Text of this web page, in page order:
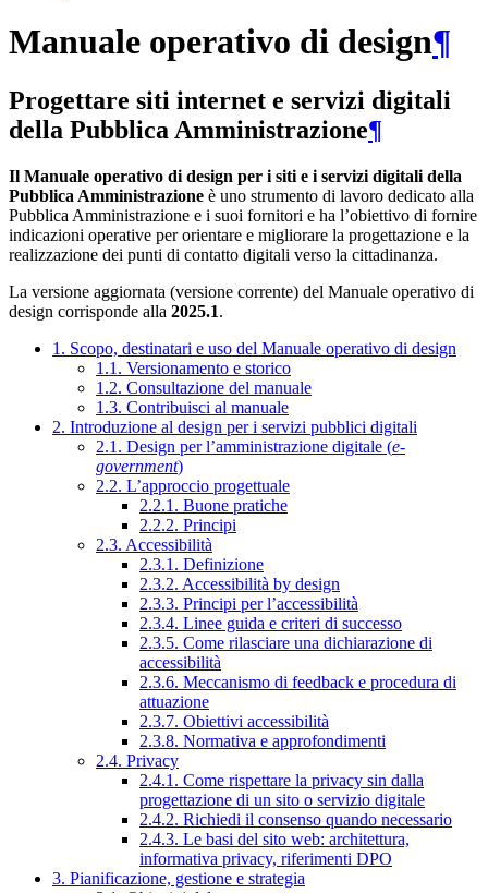
Manuale operativo di design¶
Progettare siti internet e servizi digitali
della Pubblica Amministrazione¶
Il Manuale operativo di design per i siti e i servizi digitali della
Pubblica Amministrazione è uno strumento di lavoro dedicato alla
Pubblica Amministrazione e i suoi fornitori e ha l’obiettivo di fornire
indicazioni operative per orientare e migliorare la progettazione e la
realizzazione dei punti di contatto digitali verso la cittadinanza.
La versione aggiornata (versione corrente) del Manuale operativo di
design corrisponde alla 2025.1.
1. Scopo, destinatari e uso del Manuale operativo di design
1.1. Versionamento e storico
1.2. Consultazione del manuale
1.3. Contribuisci al manuale
2. Introduzione al design per i servizi pubblici digitali
2.1. Design per l’amministrazione digitale (e-
government)
2.2. L’approccio progettuale
2.2.1. Buone pratiche
2.2.2. Principi
2.3. Accessibilità
2.3.1. Definizione
2.3.2. Accessibilità by design
2.3.3. Principi per l’accessibilità
2.3.4. Linee guida e criteri di successo
2.3.5. Come rilasciare una dichiarazione di
accessibilità
2.3.6. Meccanismo di feedback e procedura di
attuazione
2.3.7. Obiettivi accessibilità
2.3.8. Normativa e approfondimenti
2.4. Privacy
2.4.1. Come rispettare la privacy sin dalla
progettazione di un sito o servizio digitale
2.4.2. Richiedi il consenso quando necessario
2.4.3. Le basi del sito web: architettura,
informativa privacy, riferimenti DPO
3. Pianificazione, gestione e strategia